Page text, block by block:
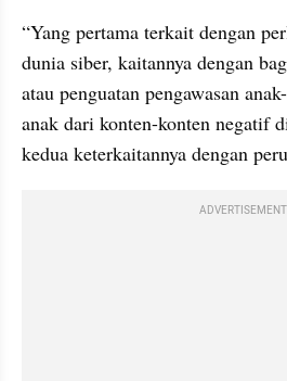
“Yang pertama terkait dengan
dunia siber, kaitannya dengan
atau penguatan pengawasan
anak dari konten-konten negatif
kedua keterkaitannya dengan
ADVERTISEMENT